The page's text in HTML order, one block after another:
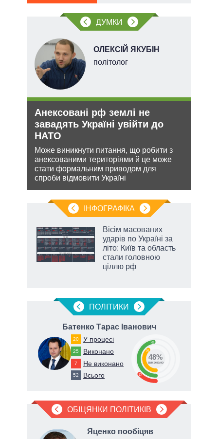
ДУМКИ
ОЛЕКСІЙ ЯКУБІН
політолог
Анексовані рф землі не
завадять Україні увійти до
НАТО
Може виникнути питання, що робити з
анексованими територіями й це може
стати формальним приводом для
спроби відмовити Україні
ІНФОГРАФІКА
Вісім масованих
ударів по Україні за
літо: Київ та область
стали головною
ціллю рф
ПОЛIТИКИ
Батенко Тарас Іванович
20 У процесі
25 Виконано
7 Не виконано
52 Всього 13
48
39
48%
виконано
ОБІЦЯНКИ ПОЛІТИКІВ
Яценко пообіцяв